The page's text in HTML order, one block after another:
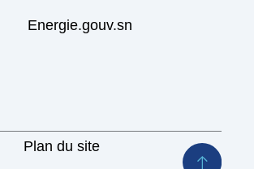
Energie.gouv.sn
Plan du site